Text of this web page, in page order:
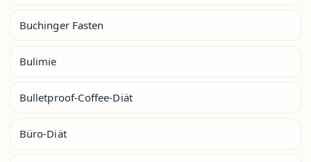
Buchinger Fasten
Bulimie
Bulletproof-Coffee-Diät
Büro-Diät